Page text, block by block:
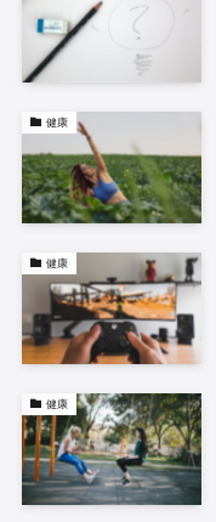
健康
健康
健康